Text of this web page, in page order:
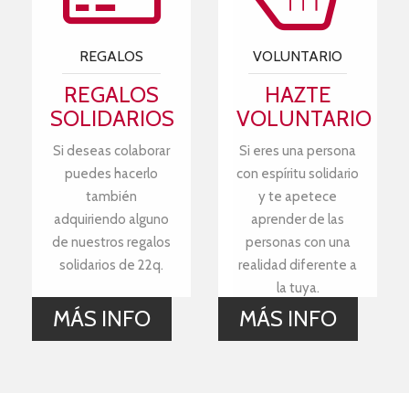
REGALOS
REGALOS
SOLIDARIOS
Si deseas colaborar
puedes hacerlo
también
adquiriendo alguno
de nuestros regalos
solidarios de 22q.
MÁS INFO
VOLUNTARIO
HAZTE
VOLUNTARIO
Si eres una persona
con espíritu solidario
y te apetece
aprender de las
personas con una
realidad diferente a
la tuya.
MÁS INFO